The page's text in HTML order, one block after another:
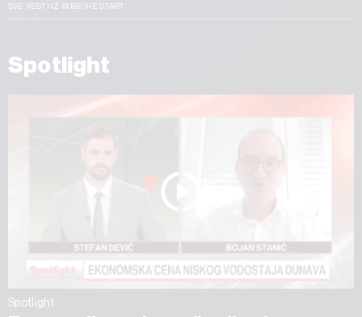
SVE VESTI IZ RUBRIKE START
Spotlight
Spotlight